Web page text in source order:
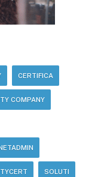
CERTIFICA
COMPANY
SOLUTI